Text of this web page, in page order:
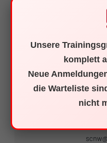
Unsere
komplett
Neue
die Warteliste
nicht
Schwimmclub